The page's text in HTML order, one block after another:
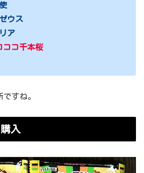
ウス
ア
ココ千本桜
ですね。
入